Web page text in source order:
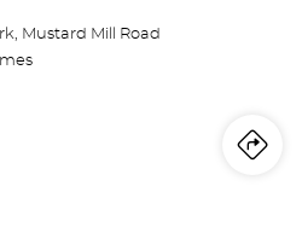
Mustard Mill Road
a